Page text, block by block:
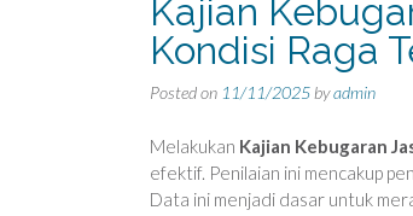
Kajian
Kondisi Raga
Posted on 11/11/2025 byadmin
Melakukan Kajian Kebugaran
efektif. Penilaian ini mencakup
Data ini menjadi dasar untuk